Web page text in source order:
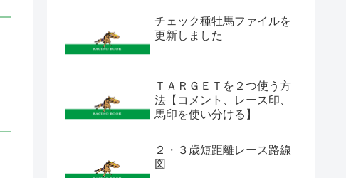
チェック種牡馬ファイルを
更新しました
ＴＡＲＧＥＴを２つ使う方
法【コメント、レース印、
馬印を使い分ける】
２・３歳短距離レース路線
図